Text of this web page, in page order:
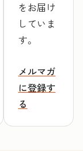
をお届け
していま
す。
メルマガ
に登録す
る